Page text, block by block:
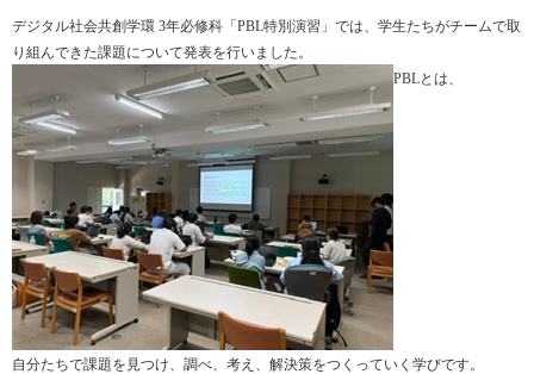
デジタル社会共創学環 3年必修科「PBL特別演習」では、学生たちがチームで取
り組んできた課題について発表を行いました。
PBLとは、
自分たちで課題を見つけ、調べ、考え、解決策をつくっていく学びです。